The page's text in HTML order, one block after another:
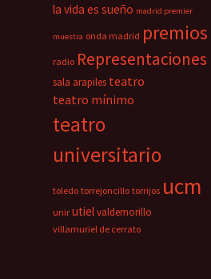
la vida es sueño madrid premier
muestra onda madrid premios
radio Representaciones
sala arapiles teatro
teatro mínimo
teatro
universitario
toledo torrejoncillo torrijos ucm
unir utielvaldemorillo
villamuriel de cerrato